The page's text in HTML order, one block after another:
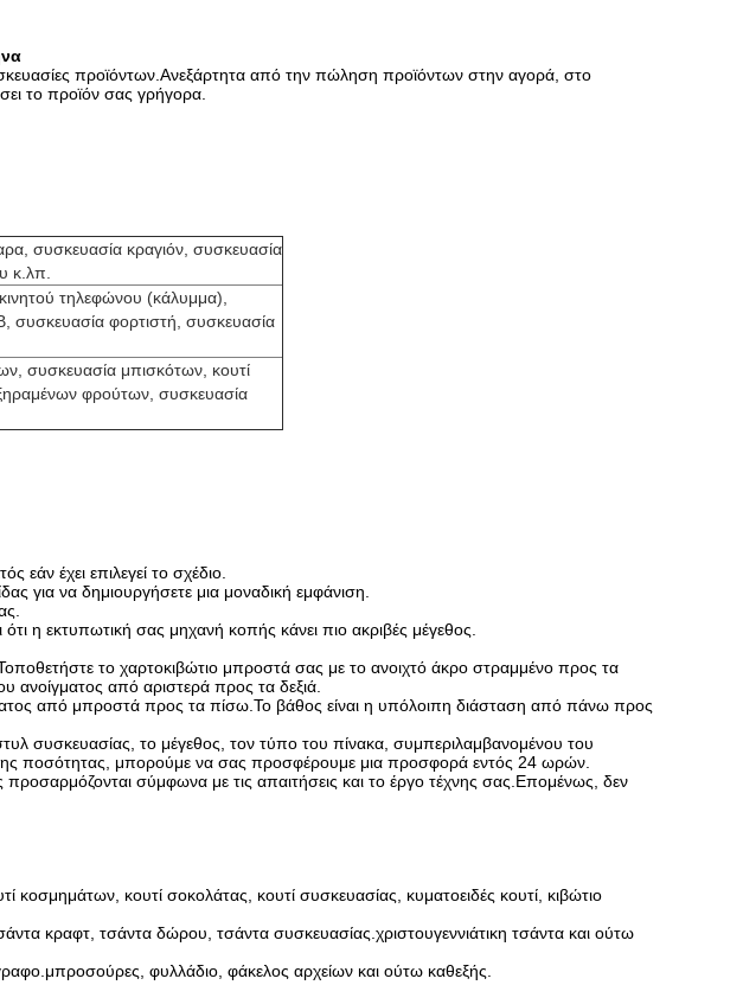
προϊόντων.Ανεξάρτητα από την πώληση προϊόντων στην αγορά, στο
το προϊόν σας γρήγορα.
συσκευασία κραγιόν, συσκευασία
κ.λπ.
τηλεφώνου (κάλυμμα),
συσκευασία φορτιστή, συσκευασία
συσκευασία μπισκότων, κουτί
φρούτων, συσκευασία
εάν έχει επιλεγεί το σχέδιο.
για να δημιουργήσετε μια μοναδική εμφάνιση.
η εκτυπωτική σας μηχανή κοπής κάνει πιο ακριβές μέγεθος.
το χαρτοκιβώτιο μπροστά σας με το ανοιχτό άκρο στραμμένο προς τα
ανοίγματος από αριστερά προς τα δεξιά.
από μπροστά προς τα πίσω.Το βάθος είναι η υπόλοιπη διάσταση από πάνω προς
συσκευασίας, το μέγεθος, τον τύπο του πίνακα, συμπεριλαμβανομένου του
ποσότητας, μπορούμε να σας προσφέρουμε μια προσφορά εντός 24 ωρών.
σύμφωνα με τις απαιτήσεις και το έργο τέχνης σας.Επομένως, δεν
κοσμημάτων, κουτί σοκολάτας, κουτί συσκευασίας, κυματοειδές κουτί, κιβώτιο
κραφτ, τσάντα δώρου, τσάντα συσκευασίας.χριστουγεννιάτικη τσάντα και ούτω
φυλλάδιο, φάκελος αρχείων και ούτω καθεξής.